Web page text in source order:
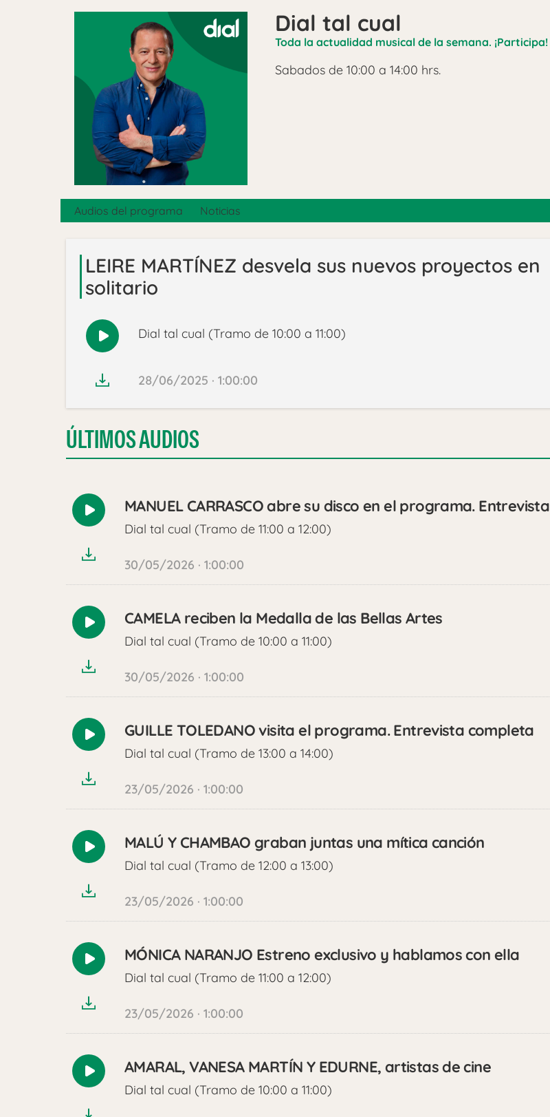
Dial tal cual
Toda la actualidad musical de la semana. ¡Participa!
Sabados de 10:00 a 14:00 hrs.
Audios del programa Noticias
LEIRE MARTÍNEZ desvela sus nuevos proyectos en
solitario
Reproducir
Dial tal cual (Tramo de 10:00 a 11:00)
28/06/2025 · 1:00:00
ÚLTIMOS AUDIOS
Reproducir
MANUEL CARRASCO abre su disco en el programa. Entrevista
Dial tal cual (Tramo de 11:00 a 12:00)
30/05/2026 · 1:00:00
Reproducir
CAMELA reciben la Medalla de las Bellas Artes
Dial tal cual (Tramo de 10:00 a 11:00)
30/05/2026 · 1:00:00
Reproducir
GUILLE TOLEDANO visita el programa. Entrevista completa
Dial tal cual (Tramo de 13:00 a 14:00)
23/05/2026 · 1:00:00
Reproducir
MALÚ Y CHAMBAO graban juntas una mítica canción
Dial tal cual (Tramo de 12:00 a 13:00)
23/05/2026 · 1:00:00
Reproducir
MÓNICA NARANJO Estreno exclusivo y hablamos con ella
Dial tal cual (Tramo de 11:00 a 12:00)
23/05/2026 · 1:00:00
Reproducir
AMARAL, VANESA MARTÍN Y EDURNE, artistas de cine
Dial tal cual (Tramo de 10:00 a 11:00)